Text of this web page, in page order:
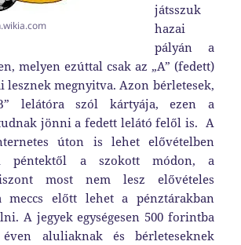
játsszuk
hazai
pályán a
melyen ezúttal csak az „A” (fedett)
lesznek megnyitva. Azon bérletesek,
lelátóra szól kártyája, ezen a
jönni a fedett lelátó felől is. A
úton is lehet elővételben
péntektől a szokott módon, a
most nem lesz elővételes
meccs előtt lehet a pénztárakban
A jegyek egységesen 500 forintba
aluliaknak és bérleteseknek